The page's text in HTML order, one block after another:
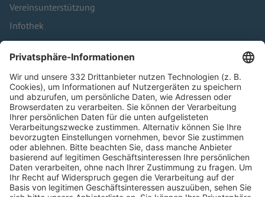
Vereinsunterstützung
Infothek
Kontakt
HÄUFIG BESUCHTE SEITEN
Pässe und Vereinswechsel
Trainerausbildung
Schulungsangebot Vereinsmitarbeiter
BFV-Geschäftsstellen
Trainerbörse
Login SpielPlus